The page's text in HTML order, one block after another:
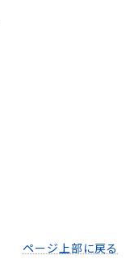
ページ上部に戻る